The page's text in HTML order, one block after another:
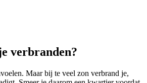
verbranden?
Maar bij te veel zon verbrand je,